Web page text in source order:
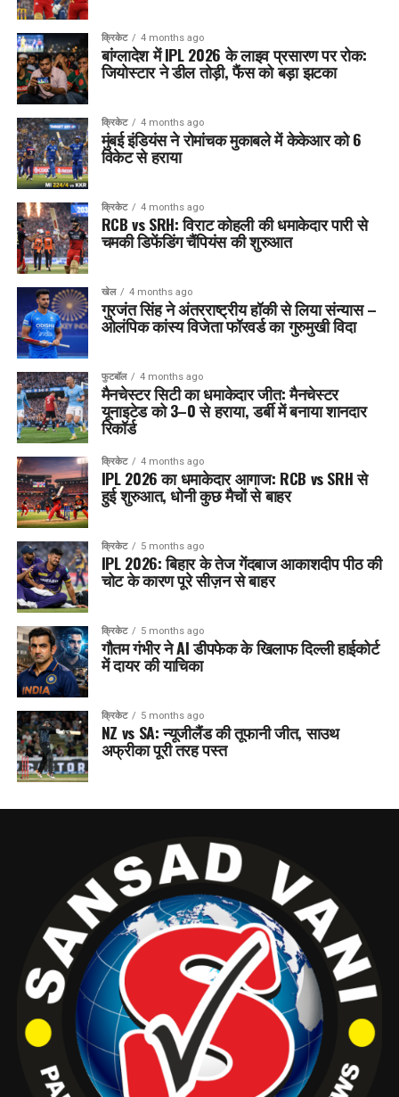
क्रिकेट 4 months ago
बांग्लादेश में IPL 2026 के लाइव प्रसारण पर रोक:
जियोस्टार ने डील तोड़ी, फैंस को बड़ा झटका
क्रिकेट 4 months ago
मुंबई इंडियंस ने रोमांचक मुकाबले में केकेआर को 6
विकेट से हराया
क्रिकेट 4 months ago
RCB vs SRH: विराट कोहली की धमाकेदार पारी से
चमकी डिफेंडिंग चैंपियंस की शुरुआत
खेल 4 months ago
गुरजंत सिंह ने अंतरराष्ट्रीय हॉकी से लिया संन्यास –
ओलंपिक कांस्य विजेता फॉरवर्ड का गुरुमुखी विदा
फुटबॉल 4 months ago
मैनचेस्टर सिटी का धमाकेदार जीत: मैनचेस्टर
यूनाइटेड को 3–0 से हराया, डर्बी में बनाया शानदार
रिकॉर्ड
क्रिकेट 4 months ago
IPL 2026 का धमाकेदार आगाज: RCB vs SRH से
हुई शुरुआत, धोनी कुछ मैचों से बाहर
क्रिकेट 5 months ago
IPL 2026: बिहार के तेज गेंदबाज आकाशदीप पीठ की
चोट के कारण पूरे सीज़न से बाहर
क्रिकेट 5 months ago
गौतम गंभीर ने AI डीपफेक के खिलाफ दिल्ली हाईकोर्ट
में दायर की याचिका
क्रिकेट 5 months ago
NZ vs SA: न्यूजीलैंड की तूफानी जीत, साउथ
अफ्रीका पूरी तरह पस्त